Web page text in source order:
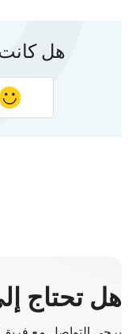
هل
هل تحتاج